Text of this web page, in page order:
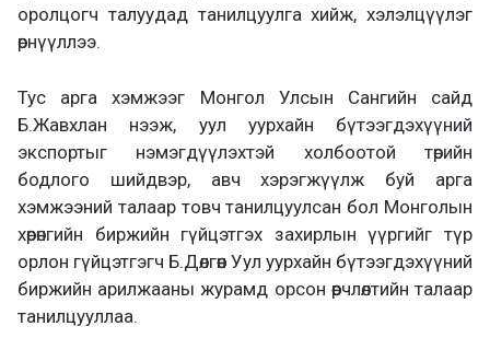
оролцогч талуудад танилцуулга хийж, хэлэлцүүлэг
өрнүүллээ.
Тус арга хэмжээг Монгол Улсын Сангийн сайд
Б.Жавхлан нээж, уул уурхайн бүтээгдэхүүний
экспортыг нэмэгдүүлэхтэй холбоотой төрийн
бодлого шийдвэр, авч хэрэгжүүлж буй арга
хэмжээний талаар товч танилцуулсан бол Монголын
хөрөнгийн биржийн гүйцэтгэх захирлын үүргийг түр
орлон гүйцэтгэгч Б.Дөлгөөн Уул уурхайн бүтээгдэхүүний
биржийн арилжааны журамд орсон өөрчлөлтийн талаар
танилцууллаа.